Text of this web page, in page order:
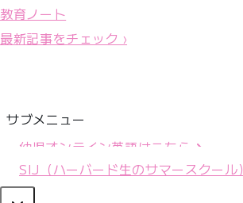
教育ノート
最新記事をチェック ›
サブメニュー
幼児オンライン英語はこちら
SIJ（ハーバード生のサマースクール）